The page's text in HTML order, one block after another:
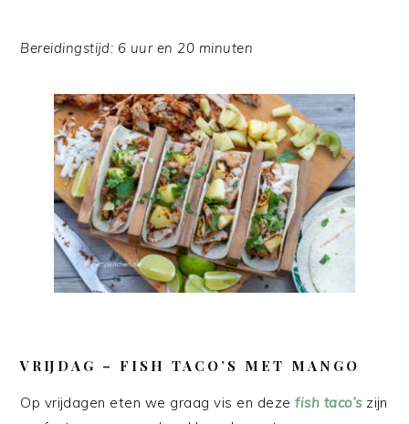
Bereidingstijd: 6 uur en 20 minuten
VRIJDAG – FISH TACO’S MET MANGO
Op vrijdagen eten we graag vis en dezefish taco’szijn